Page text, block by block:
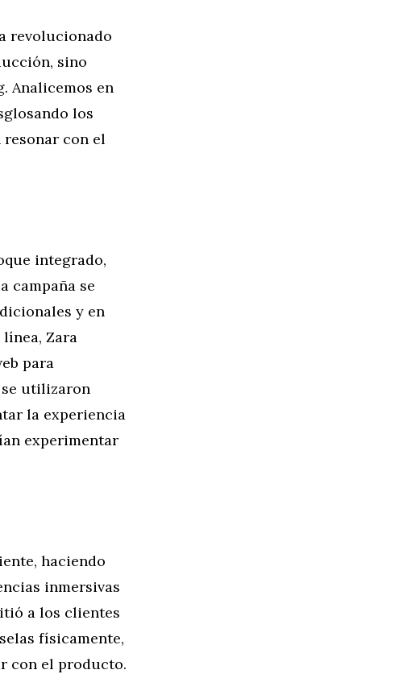
revolucionado
sino
Analicemos en
los
con el
integrado,
campaña se
y en
Zara
para
se utilizaron
la experiencia
experimentar
haciendo
inmersivas
a los clientes
físicamente,
con el producto.